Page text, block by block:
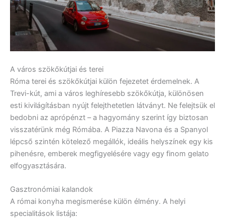
A város szökőkútjai és terei
Róma terei és szökőkútjai külön fejezetet érdemelnek. A
Trevi-kút, ami a város leghíresebb szökőkútja, különösen
esti kivilágításban nyújt felejthetetlen látványt. Ne felejtsük el
bedobni az aprópénzt – a hagyomány szerint így biztosan
visszatérünk még Rómába. A Piazza Navona és a Spanyol
lépcső szintén kötelező megállók, ideális helyszínek egy kis
pihenésre, emberek megfigyelésére vagy egy finom gelato
elfogyasztására.
Gasztronómiai kalandok
A római konyha megismerése külön élmény. A helyi
specialitások listája: